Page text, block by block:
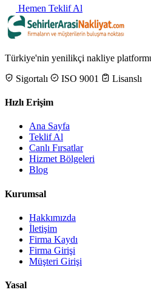
Hemen Teklif Al
Türkiye'nin yenilikçi nakliye
Sigortalı
ISO 9001 Lisanslı
Hızlı Erişim
Ana Sayfa
Teklif Al
Canlı Fırsatlar
Hizmet Bölgeleri
Blog
Kurumsal
Hakkımızda
İletişim
Firma Kaydı
Firma Girişi
Müşteri Girişi
Yasal